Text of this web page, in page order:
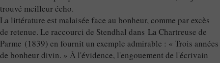
trouvé meilleur écho.
La littérature est malaisée face au bonheur, comme par excès
de retenue. Le raccourci de Stendhal dans La Chartreuse de
Parme (1839) en fournit un exemple admirable : « Trois années
de bonheur divin. » À l'évidence, l'engouement de l'écrivain